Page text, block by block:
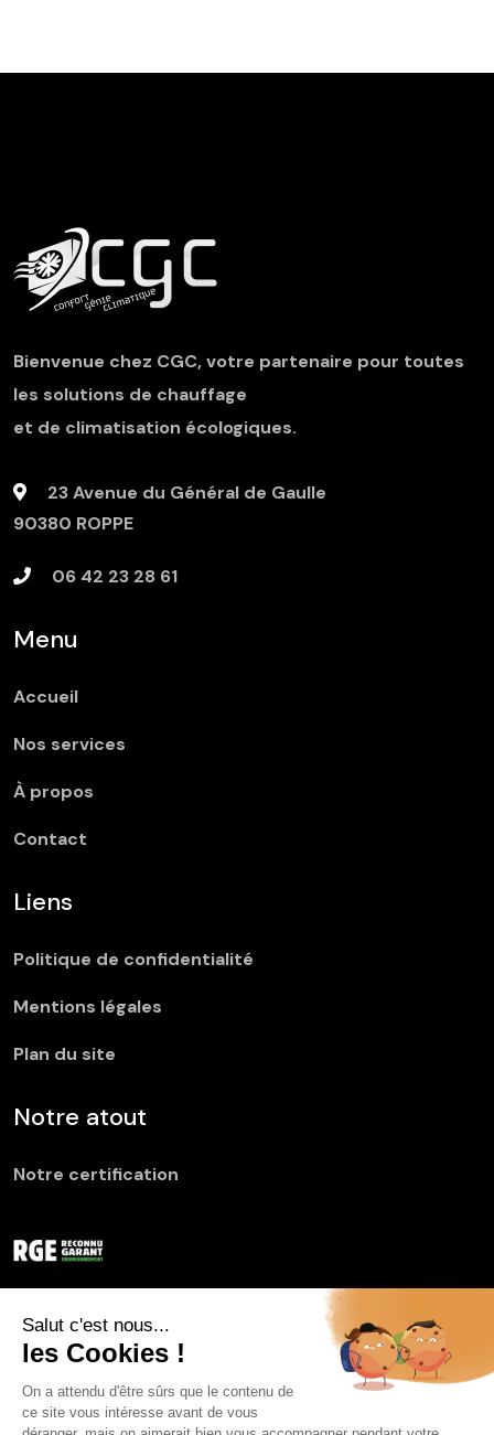
Bienvenue chez CGC, votre partenaire pour toutes
les solutions de chauffage
et de climatisation écologiques.
23 Avenue du Général de Gaulle
90380 ROPPE
06 42 23 28 61
Menu
Accueil
Nos services
À propos
Contact
Liens
Politique de confidentialité
Mentions légales
Plan du site
Notre atout
Notre certification